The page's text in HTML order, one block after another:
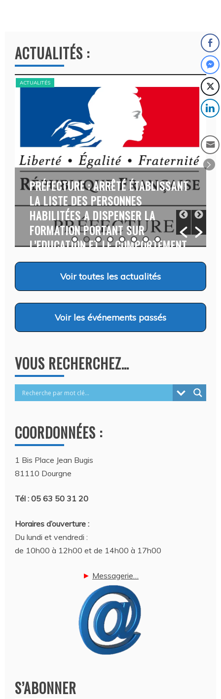
ACTUALITÉS :
ACTUALITÉS
PRÉFECTURE : ARRÊTÉ ÉTABLISSANT
LA LISTE DES PERSONNES
HABILITÉES A DISPENSER LA
FORMATION PORTANT SUR
L’EDUCATION ET LE COMPORTEMENT
CANINS…
Auteur Christel DAUZAT/ 6 août 2026
Voirtoutes les actualités
Voir les événements passés
VOUS RECHERCHEZ…
COORDONNÉES :
1 Bis Place Jean Bugis
81110 Dourgne
Tél : 05 63 50 31 20
Horaires d’ouverture :
Du lundi et vendredi :
de 10h00 à 12h00 et de 14h00 à 17h00
► Messagerie…
S’ABONNER